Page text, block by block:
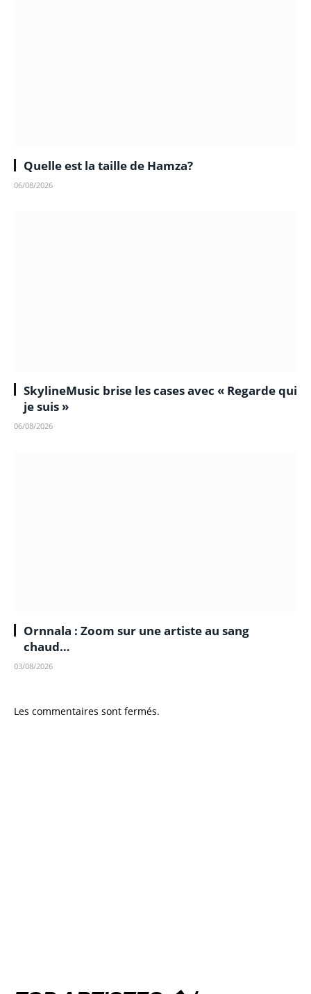
Quelle est la taille de Hamza?
06/08/2026
SkylineMusic brise les cases avec « Regarde qui
je suis »
06/08/2026
Ornnala : Zoom sur une artiste au sang
chaud…
03/08/2026
Les commentaires sont fermés.